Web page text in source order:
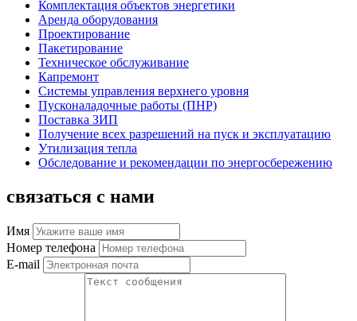
Комплектация объектов энергетики
Аренда оборудования
Проектирование
Пакетирование
Техническое обслуживание
Капремонт
Системы управления верхнего уровня
Пусконаладочные работы (ПНР)
Поставка ЗИП
Получение всех разрешений на пуск и эксплуатацию
Утилизация тепла
Обследование и рекомендации по энергосбережению
связаться с нами
Имя
Номер телефона
E-mail